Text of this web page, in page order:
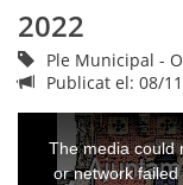
2022
Ple Municipal -
Publicat el: 08/
The media could
or network failed